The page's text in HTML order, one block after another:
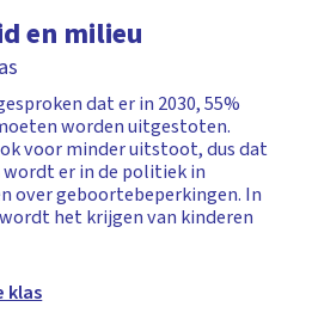
en milieu
dat er in 2030, 55%
worden uitgestoten.
voor minder uitstoot, dus dat
wordt er in de politiek in
over geboortebeperkingen. In
het krijgen van kinderen
klas